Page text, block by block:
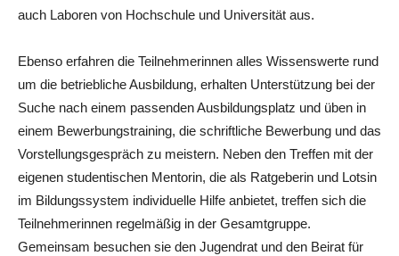
auch Laboren von Hochschule und Universität aus.
Ebenso erfahren die Teilnehmerinnen alles Wissenswerte rund
um die betriebliche Ausbildung, erhalten Unterstützung bei der
Suche nach einem passenden Ausbildungsplatz und üben in
einem Bewerbungstraining, die schriftliche Bewerbung und das
Vorstellungsgespräch zu meistern. Neben den Treffen mit der
eigenen studentischen Mentorin, die als Ratgeberin und Lotsin
im Bildungssystem individuelle Hilfe anbietet, treffen sich die
Teilnehmerinnen regelmäßig in der Gesamtgruppe.
Gemeinsam besuchen sie den Jugendrat und den Beirat für